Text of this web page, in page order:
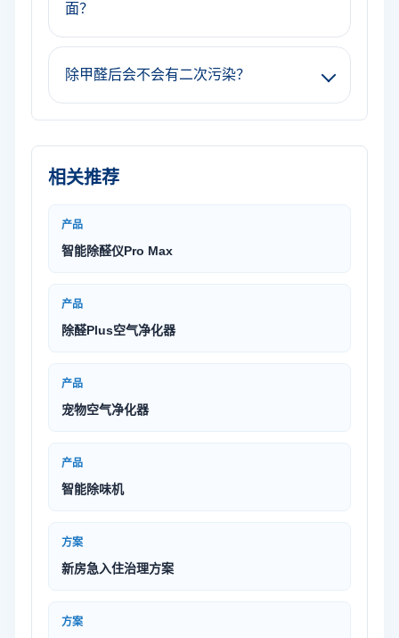
面？
除甲醛后会不会有二次污染？
相关推荐
产品
智能除醛仪Pro Max
产品
除醛Plus空气净化器
产品
宠物空气净化器
产品
智能除味机
方案
新房急入住治理方案
方案